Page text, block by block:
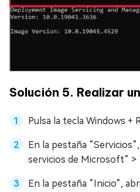
Solución 5. Realizar
Pulsa la tecla Windows +
En la pestaña
servicios de Microsoft” >
En la pestaña “Inicio”,